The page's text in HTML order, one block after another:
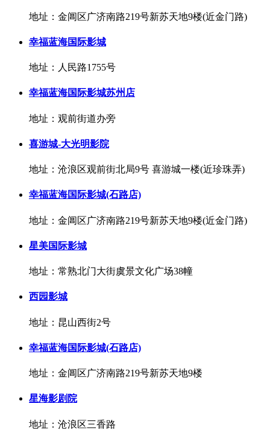
地址：金阊区广济南路219号新苏天地9楼(近金门路)
幸福蓝海国际影城
地址：人民路1755号
幸福蓝海国际影城苏州店
地址：观前街道办旁
喜游城-大光明影院
地址：沧浪区观前街北局9号 喜游城一楼(近珍珠弄)
幸福蓝海国际影城(石路店)
地址：金阊区广济南路219号新苏天地9楼(近金门路)
星美国际影城
地址：常熟北门大街虞景文化广场38幢
西园影城
地址：昆山西街2号
幸福蓝海国际影城(石路店)
地址：金阊区广济南路219号新苏天地9楼
星海影剧院
地址：沧浪区三香路